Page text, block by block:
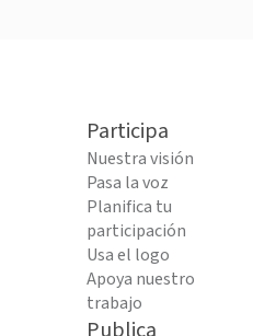
Participa
Nuestra visión
Pasa la voz
Planifica tu
participación
Usa el logo
Apoya nuestro
trabajo